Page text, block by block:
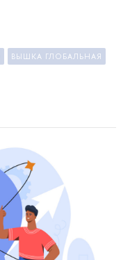
ВЫШКА ГЛОБАЛЬНАЯ